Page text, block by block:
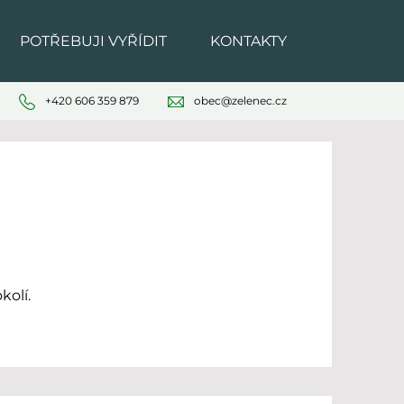
POTŘEBUJI VYŘÍDIT KONTAKTY
+420 606 359 879 obec@zelenec.cz